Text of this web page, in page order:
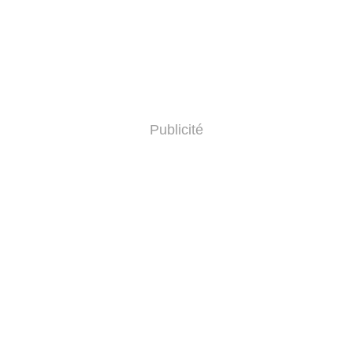
Publicité